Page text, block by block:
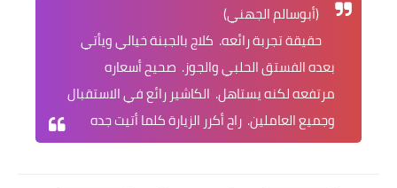
(أبوسالم الجهني)
حقيقة تجربة رائعه. كلاج بالجبنة خيالي ويأتي
بعده الفستق الحلبي والجوز. صحيح أسعاره
مرتفعه لكنه يستاهل. الكاشير رائع في الاستقبال
وجميع العاملين. راح أكرر الزيارة كلما أتيت جده